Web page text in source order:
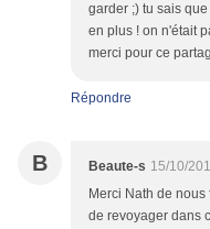
garder ;) tu sais
en plus ! on n'était
merci pour ce
Répondre
B Beaute-s 15/10/
Merci Nath de
de revoyager dans